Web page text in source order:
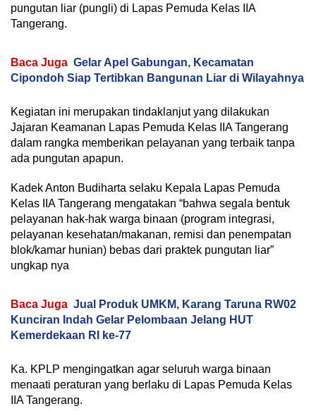
pungutan liar (pungli) di Lapas Pemuda Kelas IIA
Tangerang.
Baca Juga Gelar Apel Gabungan, Kecamatan
Cipondoh Siap Tertibkan Bangunan Liar di Wilayahnya
Kegiatan ini merupakan tindaklanjut yang dilakukan
Jajaran Keamanan Lapas Pemuda Kelas IIA Tangerang
dalam rangka memberikan pelayanan yang terbaik tanpa
ada pungutan apapun.
Kadek Anton Budiharta selaku Kepala Lapas Pemuda
Kelas IIA Tangerang mengatakan “bahwa segala bentuk
pelayanan hak-hak warga binaan (program integrasi,
pelayanan kesehatan/makanan, remisi dan penempatan
blok/kamar hunian) bebas dari praktek pungutan liar”
ungkap nya
Baca Juga Jual Produk UMKM, Karang Taruna RW02
Kunciran Indah Gelar Pelombaan Jelang HUT
Kemerdekaan RI ke-77
Ka. KPLP mengingatkan agar seluruh warga binaan
menaati peraturan yang berlaku di Lapas Pemuda Kelas
IIA Tangerang.